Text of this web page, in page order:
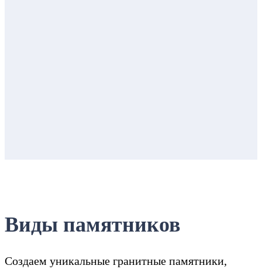
Виды памятников
Создаем уникальные гранитные памятники,